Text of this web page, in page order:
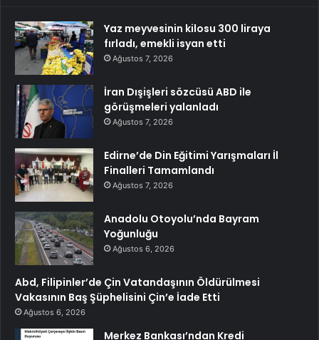
Yaz meyvesinin kilosu 300 liraya
fırladı, emekli isyan etti
Ağustos 7, 2026
İran Dışişleri sözcüsü ABD ile
görüşmeleri yalanladı
Ağustos 7, 2026
Edirne’de Din Eğitimi Yarışmaları İl
Finalleri Tamamlandı
Ağustos 7, 2026
Anadolu Otoyolu’nda Bayram
Yoğunluğu
Ağustos 6, 2026
Abd, Filipinler’de Çin Vatandaşının Öldürülmesi
Vakasının Baş Şüphelisini Çin’e İade Etti
Ağustos 6, 2026
Merkez Bankası’ndan Kredi